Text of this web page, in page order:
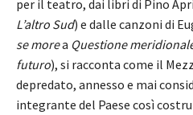
per il teatro, dai libri di Pino
L’altro Sud) e dalle canzoni di
se morea Questione
futuro), si racconta come il
depredato, annesso e mai
integrante del Paese così